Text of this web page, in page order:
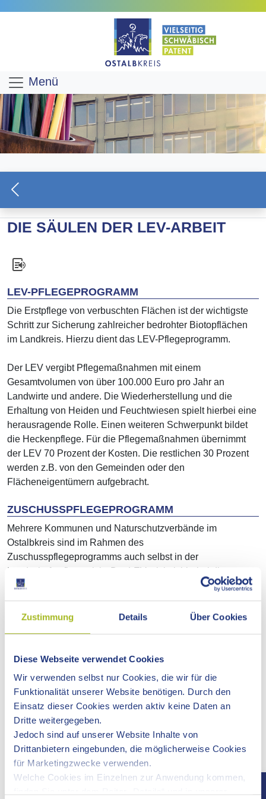
Zustimmung Details Über Cookies
Diese Webseite verwendet Cookies
Wir verwenden selbst nur Cookies, die wir für die
Funktionalität unserer Website benötigen. Durch den
Einsatz dieser Cookies werden aktiv keine Daten an
Dritte weitergegeben.
Jedoch sind auf unserer Website Inhalte von
Drittanbietern eingebunden, die möglicherweise Cookies
für Marketingzwecke verwenden.
Welche Cookies im Einzelnen zur Anwendung kommen,
Menü
DIE SÄULEN DER LEV-ARBEIT
LEV-PFLEGEPROGRAMM
Die Erstpflege von verbuschten Flächen ist der wichtigste
Schritt zur Sicherung zahlreicher bedrohter Biotopflächen
im Landkreis. Hierzu dient das LEV-Pflegeprogramm.
Der LEV vergibt Pflegemaßnahmen mit einem
Gesamtvolumen von über 100.000 Euro pro Jahr an
Landwirte und andere. Die Wiederherstellung und die
Erhaltung von Heiden und Feuchtwiesen spielt hierbei eine
herausragende Rolle. Einen weiteren Schwerpunkt bildet
die Heckenpflege. Für die Pflegemaßnahmen übernimmt
der LEV 70 Prozent der Kosten. Die restlichen 30 Prozent
werden z.B. von den Gemeinden oder den
Flächeneigentümern aufgebracht.
ZUSCHUSSPFLEGEPROGRAMM
Mehrere Kommunen und Naturschutzverbände im
Ostalbkreis sind im Rahmen des
Zuschusspflegeprogramms auch selbst in der
Landschaftspflege aktiv. Der LEV wickelt hierbei die
Antragstellung und die Mittelabrechnung ab.
Zudem steht der LEV zur fachlichen Beratung zur
Verfügung, kann bei der Koordination der Maßnahmen
Kommunen, 70 Prozent für Verbände und 90 Prozent für
VERTRAGSNATURSCHUTZ
Zur längerfristigen Sicherung der im Rahmen des LEV-
Pflegeprogramms gepflegten Flächen sowie zur
Extensivierung von Wiesen- und Ackerflächen werden mit
Landwirten Landschaftspflegeverträge abgeschlossen. Sie
dienen dem Erhalt von ungedüngten, artenreichen Wiesen,